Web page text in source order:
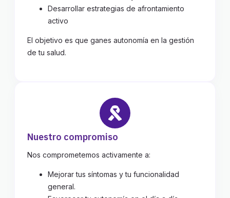
Desarrollar estrategias de afrontamiento
activo
El objetivo es que ganes autonomía en la gestión
de tu salud.
Nuestro compromiso
Nos comprometemos activamente a:
Mejorar tus síntomas y tu funcionalidad
general.